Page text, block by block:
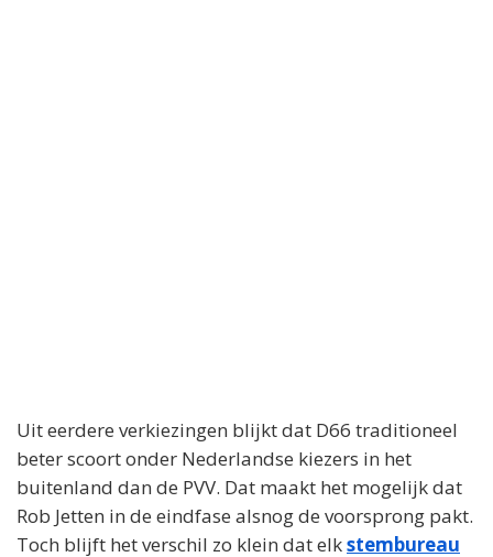
Uit eerdere verkiezingen blijkt dat D66 traditioneel
beter scoort onder Nederlandse kiezers in het
buitenland dan de PVV. Dat maakt het mogelijk dat
Rob Jetten in de eindfase alsnog de voorsprong pakt.
Toch blijft het verschil zo klein dat elkstembureau